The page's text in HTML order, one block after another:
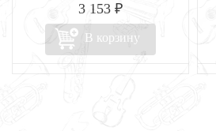
3 153 ₽
В корзину